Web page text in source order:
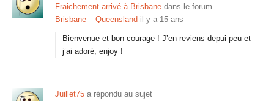
Fraichement arrivé à Brisbane dans le forum
Brisbane – Queensland il y a 15 ans
Bienvenue et bon courage ! J’en reviens depui peu et
j’ai adoré, enjoy !
Juillet75 a répondu au sujet